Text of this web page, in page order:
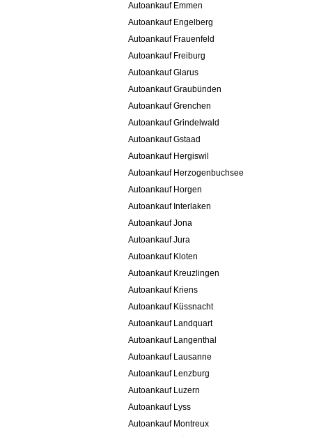
Autoankauf Emmen
Autoankauf Engelberg
Autoankauf Frauenfeld
Autoankauf Freiburg
Autoankauf Glarus
Autoankauf Graubünden
Autoankauf Grenchen
Autoankauf Grindelwald
Autoankauf Gstaad
Autoankauf Hergiswil
Autoankauf Herzogenbuchsee
Autoankauf Horgen
Autoankauf Interlaken
Autoankauf Jona
Autoankauf Jura
Autoankauf Kloten
Autoankauf Kreuzlingen
Autoankauf Kriens
Autoankauf Küssnacht
Autoankauf Landquart
Autoankauf Langenthal
Autoankauf Lausanne
Autoankauf Lenzburg
Autoankauf Luzern
Autoankauf Lyss
Autoankauf Montreux